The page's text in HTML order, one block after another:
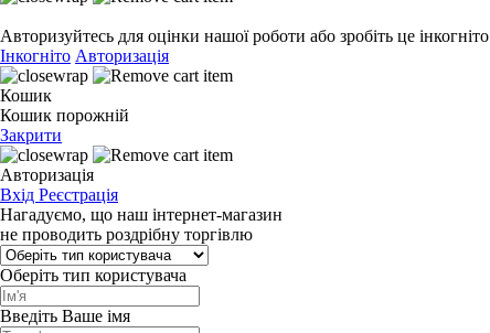
Авторизуйтесь для оцінки нашої роботи або зробіть це інкогніто
Інкогніто Авторизація
Кошик
Кошик порожній
Закрити
Авторизація
Вхід Реєстрація
Нагадуємо, що наш інтернет-магазин
не проводить роздрібну торгівлю
Оберіть тип користувача
Введіть Ваше імя